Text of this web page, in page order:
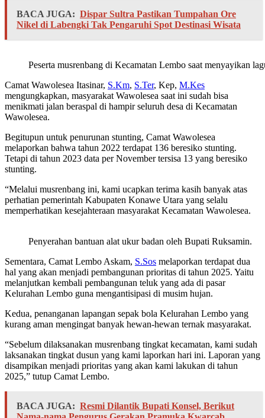
BACA JUGA: Dispar Sultra Pastikan Tumpahan Ore
Nikel di Labengki Tak Pengaruhi Spot Destinasi Wisata
Peserta musrenbang di Kecamatan Lembo saat menyayikan
Camat Wawolesea Itasinar, S.Km, S.Ter, Kep, M.Kes
mengungkapkan, masyarakat Wawolesea saat ini sudah bisa
menikmati jalan beraspal di hampir seluruh desa di Kecamatan
Wawolesea.
Begitupun untuk penurunan stunting, Camat Wawolesea
melaporkan bahwa tahun 2022 terdapat 136 beresiko stunting.
Tetapi di tahun 2023 data per November tersisa 13 yang beresiko
stunting.
“Melalui musrenbang ini, kami ucapkan terima kasih banyak atas
perhatian pemerintah Kabupaten Konawe Utara yang selalu
memperhatikan kesejahteraan masyarakat Kecamatan Wawolesea.
Penyerahan bantuan alat ukur badan oleh Bupati Ruksamin.
Sementara, Camat Lembo Askam, S.Sos melaporkan terdapat dua
hal yang akan menjadi pembangunan prioritas di tahun 2025. Yaitu
melanjutkan kembali pembangunan teluk yang ada di pasar
Kelurahan Lembo guna mengantisipasi di musim hujan.
Kedua, penanganan lapangan sepak bola Kelurahan Lembo yang
kurang aman mengingat banyak hewan-hewan ternak masyarakat.
“Sebelum dilaksanakan musrenbang tingkat kecamatan, kami sudah
laksanakan tingkat dusun yang kami laporkan hari ini. Laporan yang
disampikan menjadi prioritas yang akan kami lakukan di tahun
2025,” tutup Camat Lembo.
BACA JUGA: Resmi Dilantik Bupati Konsel, Berikut